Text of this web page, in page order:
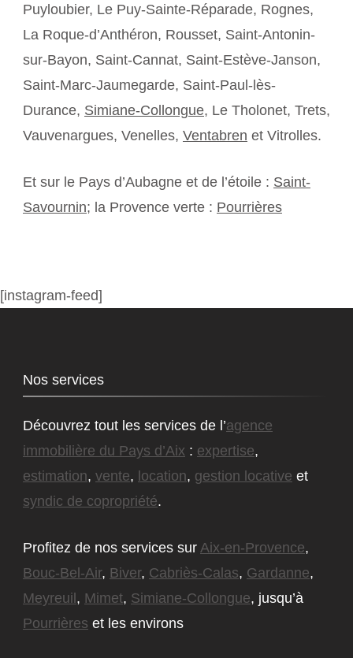
Puyloubier, Le Puy-Sainte-Réparade, Rognes,
La Roque-d’Anthéron, Rousset, Saint-Antonin-
sur-Bayon, Saint-Cannat, Saint-Estève-Janson,
Saint-Marc-Jaumegarde, Saint-Paul-lès-
Durance, Simiane-Collongue, Le Tholonet, Trets,
Vauvenargues, Venelles, Ventabren et Vitrolles.
Et sur le Pays d’Aubagne et de l’étoile : Saint-
Savournin; la Provence verte : Pourrières
[instagram-feed]
Nos services
Découvrez tout les services de l’agence
immobilière du Pays d’Aix : expertise,
estimation, vente, location, gestion locative et
syndic de copropriété.
Profitez de nos services sur Aix-en-Provence,
Bouc-Bel-Air, Biver, Cabriès-Calas, Gardanne,
Meyreuil, Mimet, Simiane-Collongue, jusqu’à
Pourrières et les environs